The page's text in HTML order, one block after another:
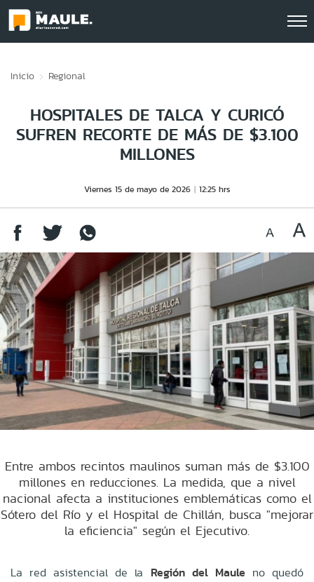
Inicio Regional
HOSPITALES DE TALCA Y CURICÓ
SUFREN RECORTE DE MÁS DE $3.100
MILLONES
Viernes 15 de mayo de 2026 12:25 hrs
Entre ambos recintos maulinos suman más de $3.100
millones en reducciones. La medida, que a nivel
nacional afecta a instituciones emblemáticas como el
Sótero del Río y el Hospital de Chillán, busca "mejorar
la eficiencia" según el Ejecutivo.
La red asistencial de la Región del Maule no quedó